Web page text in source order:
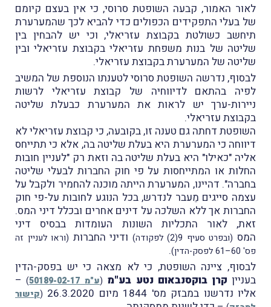
לאור האמור, קבעה השופטת סרוסי, כי אין בעצם קיומם
של בעלי התפקידים הכפולים כדי להביא לכך שהמערערת
תיחשב כשולטת בקבוצת עזריאלי, וכי יש להבחין בין
שליטה של בנות משפחת עזריאלי בקבוצת עזריאלי ובין
שליטה של המערערת בקבוצת עזריאלי.
לבסוף, נדרשה השופטת סרוסי לטענתו הנוספת של המשיב
לפיה בהתאם לדיווחיה של קבוצת עזריאלי לרשות
ניירות-ערך יש לראות את המערערת כבעלת שליטה
בקבוצת עזריאלי.
השופטת דחתה גם טענה זו, בקובעה, כי קבוצת עזריאלי לא
דיווחה כי המערערת היא בעלת שליטה בה, אלא כי תתייחס
אליה "כאילו" היא בעלת שליטה בה וזאת רק "לעניין חובות
החלות או המתייחסות על פי חוק החברות לבעלי שליטה
בחברה". דהיינו, המערערת הייתה מוכנה להחמיר ולקבל על
עצמה סייגים מֵעבר לנדרש, בכל הנוגע לחובות על-פי חוק
החברות אך ללא השלכה על דינים אחרים ובכלל דיני המס.
זאת, לאור התכליות השונות העומדות בבסיס דיני
המס (ובפרט סעיף 9(2) לפקודה) ודיני החברות (וראו לעניין זה
פס' 60–61 לפסק-הדין)
.
לבסוף, ציינה השופטת, כי לא מצאה כי יש בפסק-הדין
בעניין קרן בוקסנבאום נטע בע"מ (ע"מ 50189-02-17 )
–
אליו נדרשנו במבזק מס' 1844 מיום 26.3.2020
(קישור